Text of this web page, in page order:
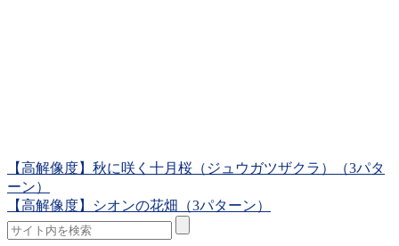
【高解像度】秋に咲く十月桜（ジュウガツザクラ）（3パタ
ーン）
【高解像度】シオンの花畑（3パターン）